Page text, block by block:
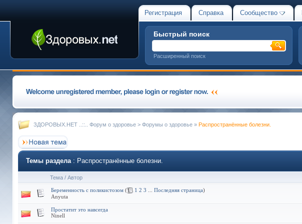
Регистрация Справка Сообщество
Быстрый поиск
Расширенный поиск
ЗДОРОВЫХ.НЕТ ..::.. Форум о здоровье > Форумы о здоровье » Распространённые болезни.
Темы раздела: Распространённые болезни.
Тема / Автор
Беременность с поликистозом ( 1 2 3 Последняя страница)
Anyuta
Простатит это навсегда
Ninell